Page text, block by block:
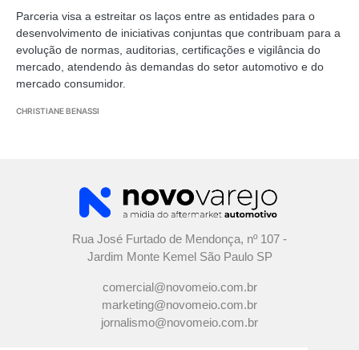
Parceria visa a estreitar os laços entre as entidades para o
desenvolvimento de iniciativas conjuntas que contribuam para a
evolução de normas, auditorias, certificações e vigilância do
mercado, atendendo às demandas do setor automotivo e do
mercado consumidor.
CHRISTIANE BENASSI
Rua José Furtado de Mendonça, nº 107 -
Jardim Monte Kemel São Paulo SP
comercial@novomeio.com.br
marketing@novomeio.com.br
jornalismo@novomeio.com.br